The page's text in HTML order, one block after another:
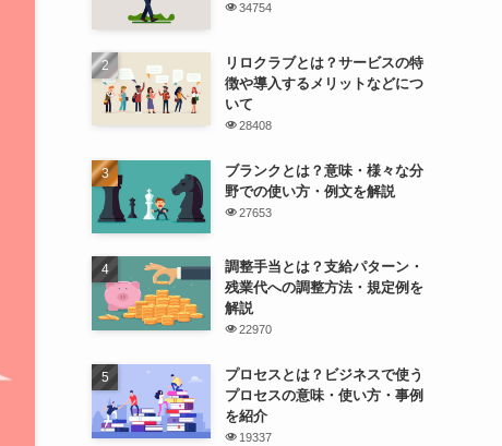
34754
リロクラブとは？サービスの特
徴や導入するメリットなどにつ
いて
28408
ブランクとは？意味・様々な分
野での使い方・例文を解説
27653
調整手当とは？支給パターン・
残業代への調整方法・規定例を
解説
22970
プロセスとは？ビジネスで使う
プロセスの意味・使い方・事例
を紹介
19337